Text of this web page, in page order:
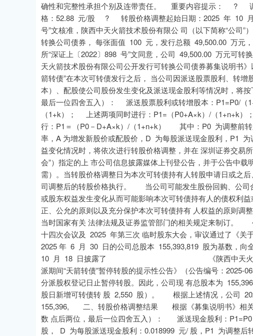
确性和完整性承担个别及连带责任。 重要内容提示： ?
格：52.88 元/股 ? 转股价格调整起始日期：2025 年 10
号”文核准，陕西中天火箭技术股份有限公 司（以下简称“公
转换公司债券， 每张面值 100 元，发行总额 49,500.00 万元
所“深证上〔2022〕898 号”文同意，公司 49,500.00 万元可
天火箭技术股份有限公司公开发行可转换公司债券募集说明书
箭转债”在本次可转债发行之后， 当公司因派送股票股利、转
本）、配股使公司股份发生变化及派送现金股利等情况时，将
最后一位四舍五入）： 派送股票股利或转增股本：P1=P0/
（1+k）； 上述两项同时进行：P1=（P0+A×k）/（1+n+k
行：P1＝（P0－D+A×k）/（1+n+k） 其中：P0 为调整前
率，A 为增发新股价或配股价，D 为每股派送现金股利，P1
益变化情况时，将依次进行转股价格调整，并在 深圳证券交易
会”）指定的上 市公司信息披露媒体上刊登公告，并于公告中
需）。当转股价格调整日为本次可转债持有人转股申请日或之
司调整后的转股价格执行。 当公司可能发生股份回购、公司
或股东权益发生变化从而可能影响本次可转债持有人的债权利
正、公允的原则以及充分保护本次可转债持有 人权益的原则调
当时国家有关 法律法规及证券监管部门的相关规定来制订。
十四次会议及 2025 年第三次 临时股东大会，审议通过了《关
2025 年 6 月 30 日的公司总股本 155,393,819 股为基数，
10 月 18 日披露了 《陕西中天火箭技术股份
派期间“天箭转债”暂停转股的提示性公告》（公告编号：
分派股权登记日止暂停转股。因此，公司现 有总股本为
股日新增可转债转 股 2,550 股）。 根据上述情况，公司
155,396, 二、转股价格调整结果 根据《募集说明书》相关
数 点后两位，最后一位四舍五入）： 派送现金股利：
股， D 为每股派送现金股利：0.018999 元/ 股，P1 为调